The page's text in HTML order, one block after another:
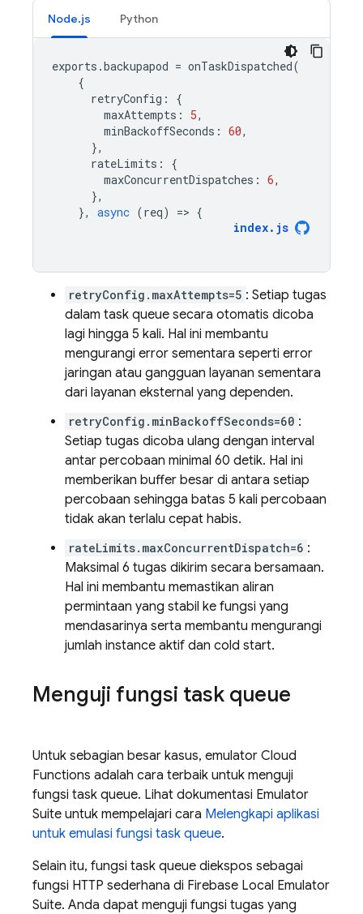
Node.js Python
exports .backupapod = onTaskDispatched(
{
retryConfig :
{
maxAttempts : 5,
minBackoffSeconds : 60,
},
rateLimits :
{
maxConcurrentDispatches : 6,
},
},
async (req) => {
index. js
retryConfig.maxAttempts=5 : Setiap tugas
dalam task queue secara otomatis dicoba
lagi hingga 5 kali. Hal ini membantu
mengurangi error sementara seperti error
jaringan atau gangguan layanan sementara
dari layanan eksternal yang dependen.
retryConfig.minBackoffSeconds=60 :
Setiap tugas dicoba ulang dengan interval
antar percobaan minimal 60 detik. Hal ini
memberikan buffer besar di antara setiap
percobaan sehingga batas 5 kali percobaan
tidak akan terlalu cepat habis.
rateLimits.maxConcurrentDispatch=6 :
Maksimal 6 tugas dikirim secara bersamaan.
Hal ini membantu memastikan aliran
permintaan yang stabil ke fungsi yang
mendasarinya serta membantu mengurangi
jumlah instance aktif dan cold start.
Menguji fungsi task queue
Untuk sebagian besar kasus, emulator Cloud
Functions adalah cara terbaik untuk menguji
fungsi task queue. Lihat dokumentasi Emulator
Suite untuk mempelajari cara Melengkapi aplikasi
untuk emulasi fungsi task queue.
Selain itu, fungsi task queue diekspos sebagai
fungsi HTTP sederhana di Firebase Local Emulator
Suite. Anda dapat menguji fungsi tugas yang